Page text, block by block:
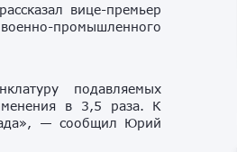
вице-премьер
промышленного
подавляемых
в 3,5 раза. К
— сообщил Юрий